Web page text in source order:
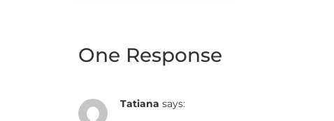
One Response
Tatiana says: